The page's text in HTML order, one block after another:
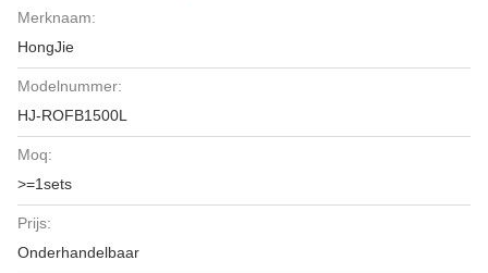
Merknaam:
HongJie
Modelnummer:
HJ-ROFB1500L
Moq:
>=1sets
Prijs:
Onderhandelbaar